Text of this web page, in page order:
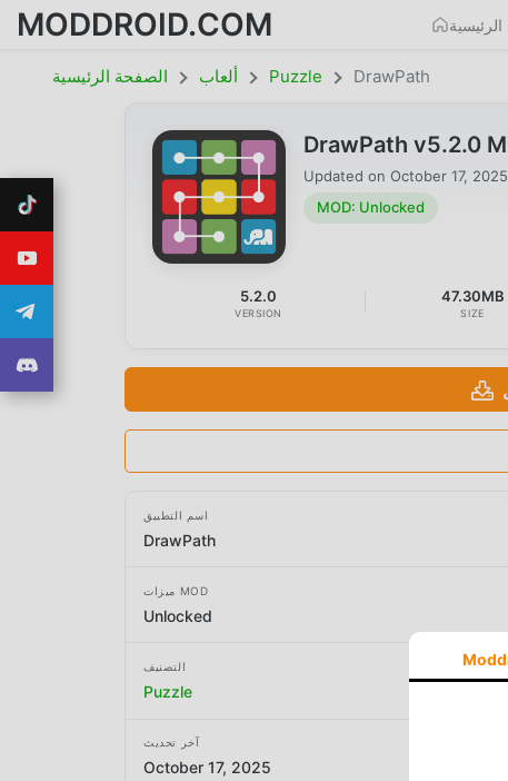
MODDROID.COM
الصفحة الرئيسية ألعاب Puzzle DrawPath
DrawPath v5.2.0
Updated on October 17, 2025
MOD: Unlocked
5.2.0
VERSION
47.30MB
SIZE
اسم التطبيق
DrawPath
ميزات MOD
Unlocked
التصنيف
Puzzle
آخر تحديث
October 17, 2025